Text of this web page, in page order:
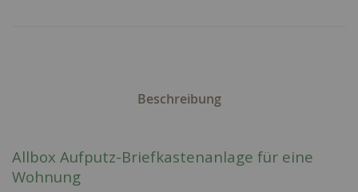
Beschreibung
Allbox Aufputz-Briefkastenanlage für eine
Wohnung